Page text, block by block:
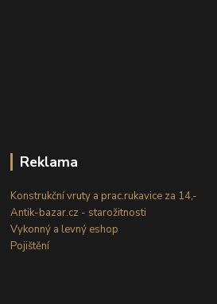
Reklama
Konstrukční vruty a prac.rukavice za 14,-
Antik-bazar.cz - starožitnosti
Vykonný a levný eshop
Pojištění